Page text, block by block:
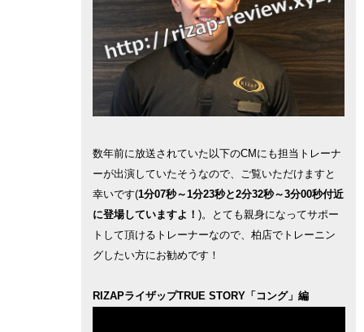
数年前に放送されていた以下のCMにも担当トレーナ
ーが出演していたそうなので、ご覧いただけますと
幸いです(1分07秒～1分23秒と2分32秒～3分00秒付近
に登場していますよ！ )。とても親身になってサポー
トして頂けるトレーナーなので、柏店でトレーニン
グしたい方にお勧めです！
RIZAPライザップTRUE STORY「コング」編